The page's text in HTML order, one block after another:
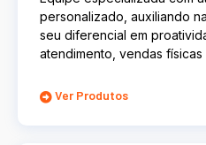
personalizado, auxiliando
seu diferencial em
atendimento, vendas físicas
Ver Produtos